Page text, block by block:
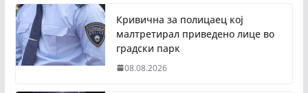
Кривична за полицаец кој
малтретирал приведено лице во
градски парк
08.08.2026